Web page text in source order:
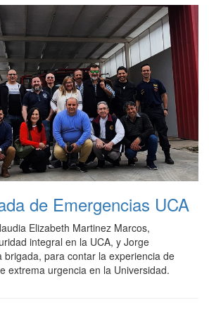
de Emergencias UCA
Elizabeth Martinez Marcos,
integral en la UCA, y Jorge
brigada, para contar la experiencia de
extrema urgencia en la Universidad.